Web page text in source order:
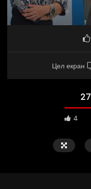
Цел екран
4